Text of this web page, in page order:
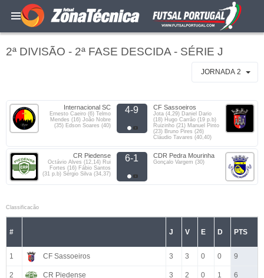
2ª DIVISÃO - 2ª FASE DESCIDA - SÉRIE J
JORNADA 2
Internacional SC
Ernesto Caeiro (6) Telmo
Mendes (16) João Nobre
(35) Edson Soares (40)
4-9 CF Sassoeiros
Jota (4,29) Daniel Dario
(18) Hugo Carrão (19 p.b)
Ruizinho (21) Manuel Pinto
(23) Bruno Pires (26)
Cláudio Tavares (40,40)
CR Piedense
Octávio Alves (12,14) Rui
Fortes (16) Fábio Santos
(31 p.b) Sérgio Silva (34,37)
6-1 CDR Pedra Mourinha
Gonçalo Vargem (30)
Classificacão
# J V E D PTS
1 CF Sassoeiros 3 3 0 0 9
2 CR Piedense 3 2 0 1 6